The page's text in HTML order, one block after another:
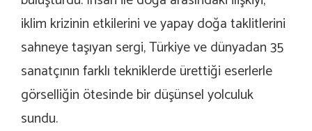
iklim krizinin etkilerini ve yapay doğa taklitlerini
sahneye taşıyan sergi, Türkiye ve dünyadan 35
sanatçının farklı tekniklerde ürettiği eserlerle
görselliğin ötesinde bir düşünsel yolculuk
sundu.